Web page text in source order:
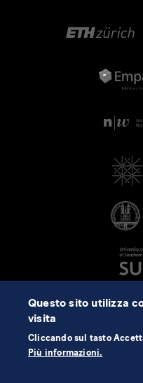
Questo sito utilizza
visita
Cliccando sul tasto
Più informazioni.